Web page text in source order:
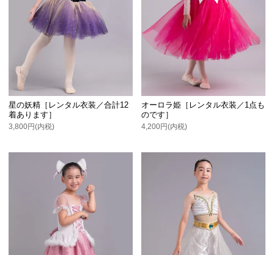
星の妖精［レンタル衣装／合計12
着あります］
3,800円(内税)
オーロラ姫［レンタル衣装／1点も
のです］
4,200円(内税)